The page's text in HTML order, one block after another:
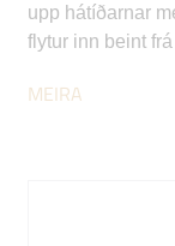
upp hátíðarnar
flytur inn beint
MEIRA